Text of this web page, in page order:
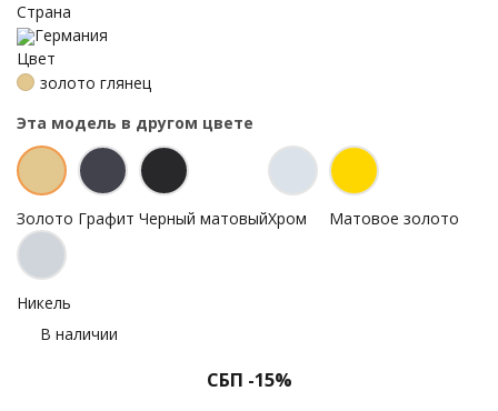
Страна
Германия
Цвет
золото глянец
Эта модель в другом цвете
Золото Графит Черный матовыйХром Матовое золото
Никель
В наличии
СБП -15%